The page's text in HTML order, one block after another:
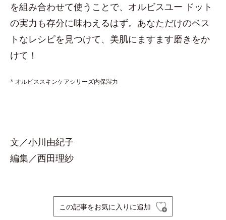
を組み合わせて使うことで、オルビスユー ドット
の実力も存分に味わえるはず。あなただけのベス
トなレシピを見つけて、美肌にますます磨きをか
けて！
* オルビススキンケアシリーズ内保湿力
文／小川由紀子
編集／西田理紗
この記事をお気に入りに追加